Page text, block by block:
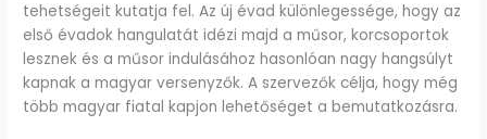
tehetségeit kutatja fel. Az új évad különlegessége, hogy az
első évadok hangulatát idézi majd a műsor, korcsoportok
lesznek és a műsor indulásához hasonlóan nagy hangsúlyt
kapnak a magyar versenyzők. A szervezők célja, hogy még
több magyar fiatal kapjon lehetőséget a bemutatkozásra.